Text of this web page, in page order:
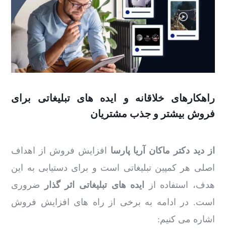
راهکارهای خلاقانه و ایده های تبلیغاتی برای
فروش بیشتر و جذب مشتریان
از دید دکتر ماکان آریا پارسا افزایش فروش از اهداف
اصلی هر کمپین تبلیغاتی است و برای دستیابی به این
هدف، استفاده از
ایده های تبلیغاتی اثر گذار
ضروری
است. در ادامه به برخی از راه های افزایش فروش
اشاره می کنیم: